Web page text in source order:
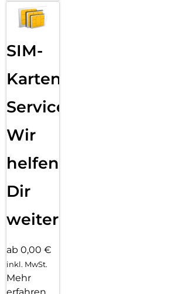
SIM-
Karten
Service:
Wir
helfen
Dir
weiter
ab 0,00 €
inkl. MwSt.
Mehr